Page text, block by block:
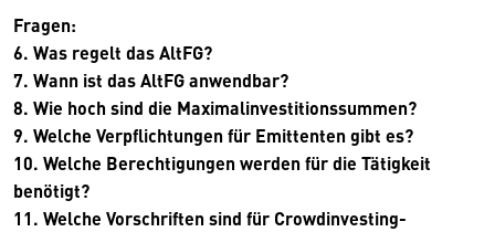
Fragen:
6. Was regelt das AltFG?
7. Wann ist das AltFG anwendbar?
8. Wie hoch sind die Maximalinvestitionssummen?
9. Welche Verpflichtungen für Emittenten gibt es?
10. Welche Berechtigungen werden für die Tätigkeit
benötigt?
11. Welche Vorschriften sind für Crowdinvesting-